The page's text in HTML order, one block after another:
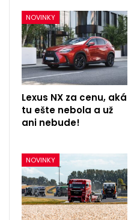
NOVINKY
Lexus NX za cenu, aká
tu ešte nebola a už
ani nebude!
NOVINKY